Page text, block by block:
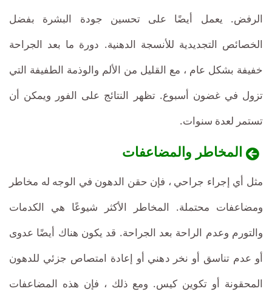
الرفض. يعمل أيضًا على تحسين جودة البشرة بفضل
الخصائص التجديدية للأنسجة الدهنية. دورة ما بعد الجراحة
خفيفة بشكل عام ، مع القليل من الألم والوذمة الطفيفة التي
تزول في غضون أسبوع. تظهر النتائج على الفور ويمكن أن
تستمر لعدة سنوات.
المخاطر والمضاعفات
مثل أي إجراء جراحي ، فإن حقن الدهون في الوجه له مخاطر
ومضاعفات محتملة. المخاطر الأكثر شيوعًا هي الكدمات
والتورم وعدم الراحة بعد الجراحة. قد يكون هناك أيضًا عدوى
أو عدم تناسق أو نخر دهني أو إعادة امتصاص جزئي للدهون
المحقونة أو تكوين كيس. ومع ذلك ، فإن هذه المضاعفات